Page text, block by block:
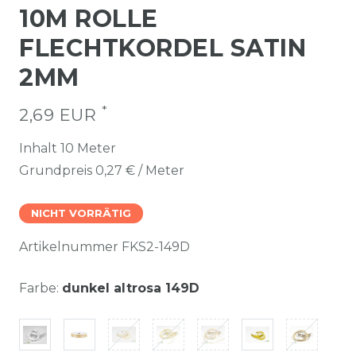
10M ROLLE
FLECHTKORDEL SATIN
2MM
2,69 EUR *
Inhalt 10 Meter
Grundpreis 0,27 € / Meter
NICHT VORRÄTIG
Artikelnummer FKS2-149D
Farbe: dunkel altrosa 149D